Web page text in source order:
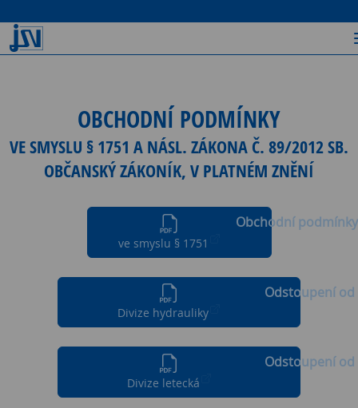
OBCHODNÍ PODMÍNKY
VE SMYSLU § 1751 A NÁSL. ZÁKONA Č. 89/2012 SB.
OBČANSKÝ ZÁKONÍK, V PLATNÉM ZNĚNÍ
Obchodní podmínky
ve smyslu § 1751
Odstoupení
Divize hydrauliky
Odstoupení
Divize letecká